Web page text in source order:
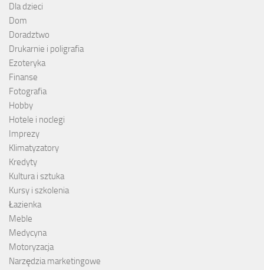
Dla dzieci
Dom
Doradztwo
Drukarnie i poligrafia
Ezoteryka
Finanse
Fotografia
Hobby
Hotele i noclegi
Imprezy
Klimatyzatory
Kredyty
Kultura i sztuka
Kursy i szkolenia
Łazienka
Meble
Medycyna
Motoryzacja
Narzędzia marketingowe